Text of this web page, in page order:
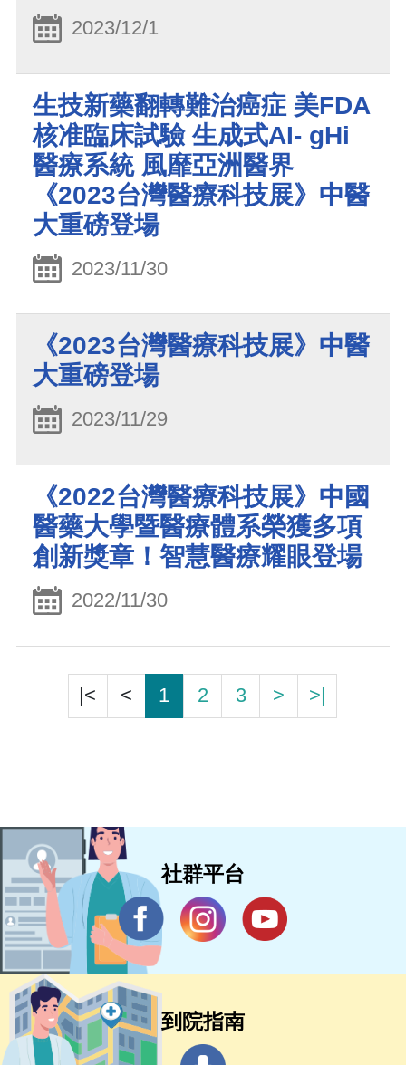
2023/12/1
生技新藥翻轉難治癌症 美FDA
核准臨床試驗 生成式AI- gHi
醫療系統 風靡亞洲醫界
《2023台灣醫療科技展》中醫
大重磅登場
2023/11/30
《2023台灣醫療科技展》中醫
大重磅登場
2023/11/29
《2022台灣醫療科技展》中國
醫藥大學暨醫療體系榮獲多項
創新獎章！智慧醫療耀眼登場
2022/11/30
|< < 1 2 3 > >|
社群平台
到院指南